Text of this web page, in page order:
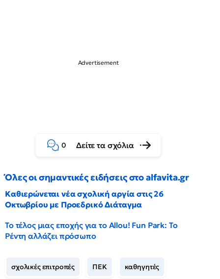
0 Δείτε τα σχόλια
Όλες οι σημαντικές ειδήσεις στο alfavita.gr
Καθιερώνεται νέα σχολική αργία στις 26
Οκτωβρίου με Προεδρικό Διάταγμα
Το τέλος μιας εποχής για το Allou! Fun Park: Το
Ρέντη αλλάζει πρόσωπο
σχολικές επιτροπές ΠΕΚ καθηγητές